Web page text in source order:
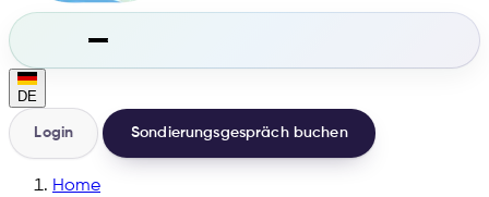
DE
Login Sondierungsgespräch buchen
Home